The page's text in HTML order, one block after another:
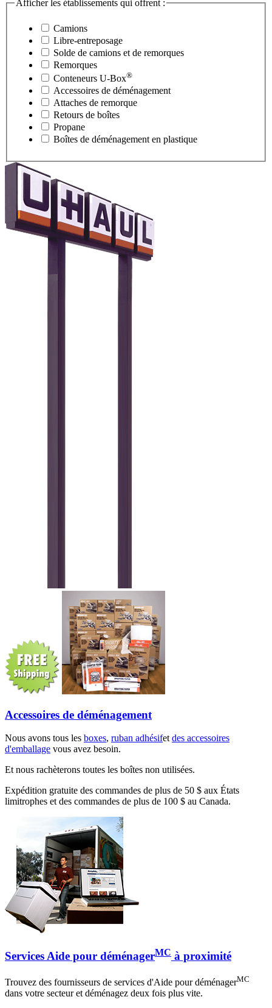
Afficher les établissements qui offrent :
Camions
Libre-entreposage
Solde de camions et de remorques
Remorques
Conteneurs U-Box®
Accessoires de déménagement
Attaches de remorque
Retours de boîtes
Propane
Boîtes de déménagement en plastique
Accessoires de déménagement
Nous avons tous les boxes, ruban adhésifetdes accessoires
d'emballage vous avez besoin.
Et nous rachèterons toutes les boîtes non utilisées.
Expédition gratuite des commandes de plus de 50 $ aux États
limitrophes et des commandes de plus de 100 $ au Canada.
Services Aide pour déménagerMC à proximité
Trouvez des fournisseurs de services d'Aide pour déménagerMC
dans votre secteur et déménagez deux fois plus vite.